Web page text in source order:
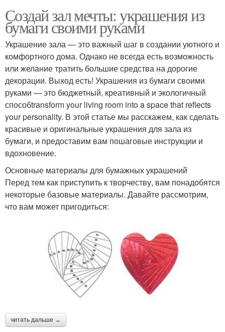
Создай зал мечты: украшения из
бумаги своими руками
Украшение зала — это важный шаг в создании уютного и
комфортного дома. Однако не всегда есть возможность
или желание тратить большие средства на дорогие
декорации. Выход есть! Украшения из бумаги своими
руками — это бюджетный, креативный и экологичный
способtransform your living room into a space that reflects
your personality. В этой статье мы расскажем, как сделать
красивые и оригинальные украшения для зала из
бумаги, и предоставим вам пошаговые инструкции и
вдохновение.
Основные материалы для бумажных украшений
Перед тем как приступить к творчеству, вам понадобятся
некоторые базовые материалы. Давайте рассмотрим,
что вам может пригодиться:
читать дальше →